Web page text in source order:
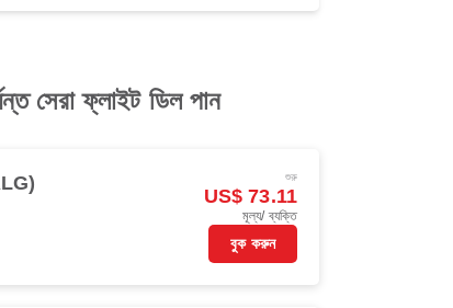
সেরা ফ্লাইট ডিল পান
শুরু
US$ 73.11
মূল্য/ ব্যক্তি
বুক করুন